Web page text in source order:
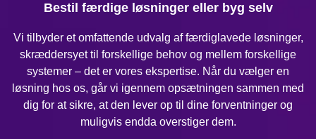
Bestil færdige løsninger eller byg selv
Vi tilbyder et omfattende udvalg af færdiglavede løsninger,
skræddersyet til forskellige behov og mellem forskellige
systemer – det er vores ekspertise. Når du vælger en
løsning hos os, går vi igennem opsætningen sammen med
dig for at sikre, at den lever op til dine forventninger og
muligvis endda overstiger dem.